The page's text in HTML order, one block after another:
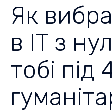
Як
в IT з
тобі під